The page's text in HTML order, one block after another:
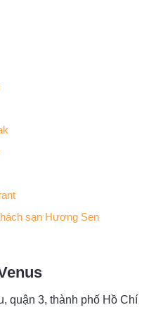
sạn Hương Sen
quận 3, thành phố Hồ Chí